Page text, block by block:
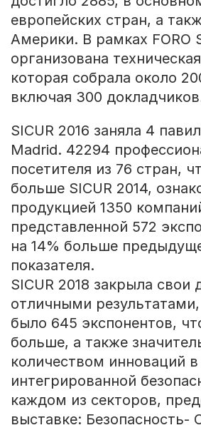
европейских стран, а
Америки. В рамках FORO
организована
которая собрала около
включая 300
SICUR 2016 заняла 4
Madrid. 42294
посетителя из 76 стран,
больше SICUR 2014,
продукцией 1350
представленной 572
на 14% больше
показателя.
SICUR 2018 закрыла свои
отличными
было 645 экспонентов,
больше, а также
количеством инноваций в
интегрированной
каждом из секторов,
выставке: Безопасность-